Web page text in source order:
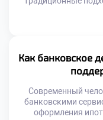
превращаются в
кликов.
обязательным.
Как банковское
Современный
банковскими
оформления